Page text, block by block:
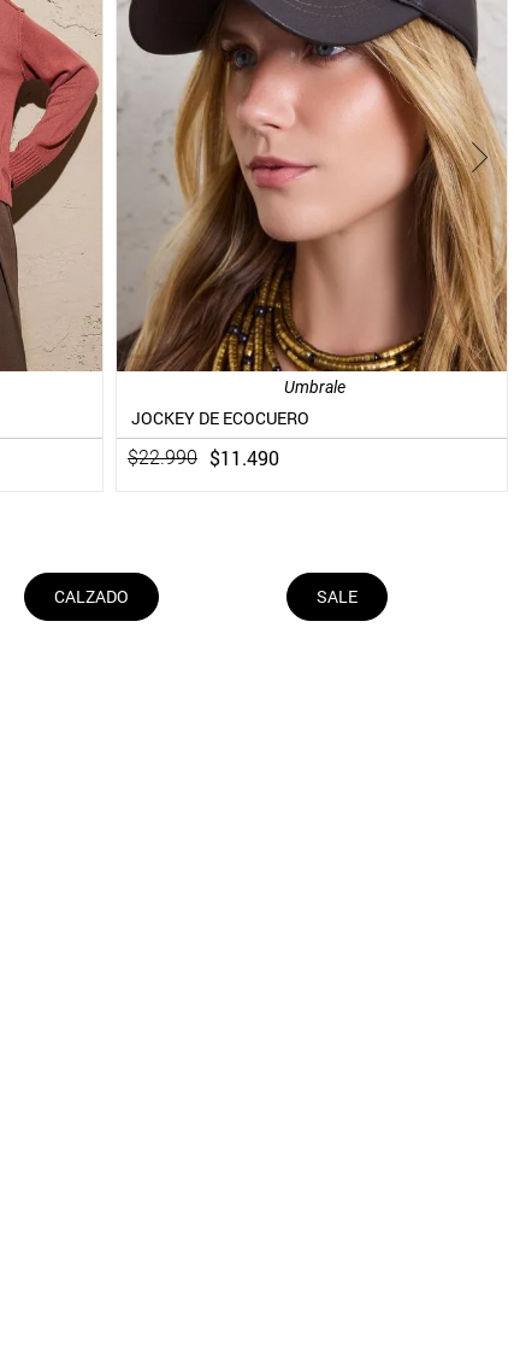
Umbrale
JOCKEY DE ECOCUERO
$22.990 $11.490
CALZADO SALE